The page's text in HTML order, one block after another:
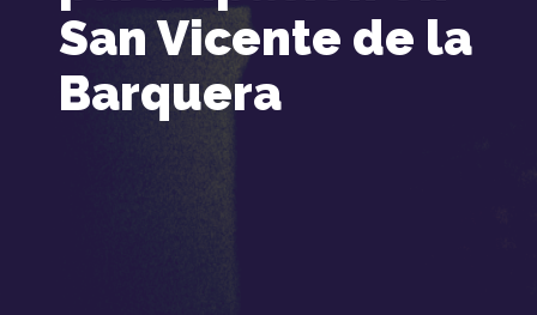
San Vicente de la
Barquera